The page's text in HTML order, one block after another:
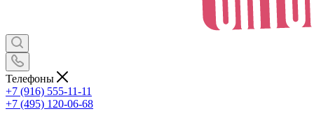
Телефоны
+7 (916) 555-11-11
+7 (495) 120-06-68